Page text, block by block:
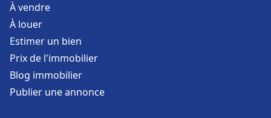
À vendre
À louer
Estimer un bien
Prix de l'immobilier
Blog immobilier
Publier une annonce